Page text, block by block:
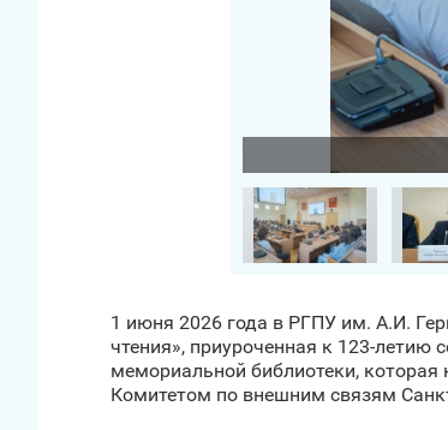
1 июня 2026 года в РГПУ им. А.И.
чтения», приуроченная к 123-летию
мемориальной библиотеки,
Комитетом по внешним связям